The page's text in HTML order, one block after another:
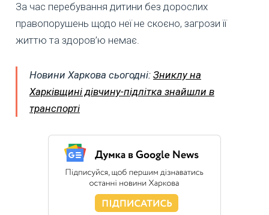
За час перебування дитини без дорослих
правопорушень щодо неї не скоєно, загрози її
життю та здоров’ю немає.
Новини Харкова сьогодні: Зниклу на
Харківщині дівчину-підлітка знайшли в
транспорті